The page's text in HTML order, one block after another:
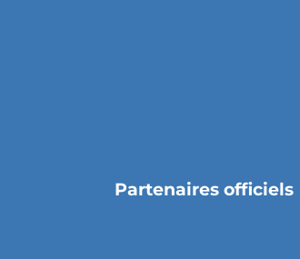
Partenaires officiels